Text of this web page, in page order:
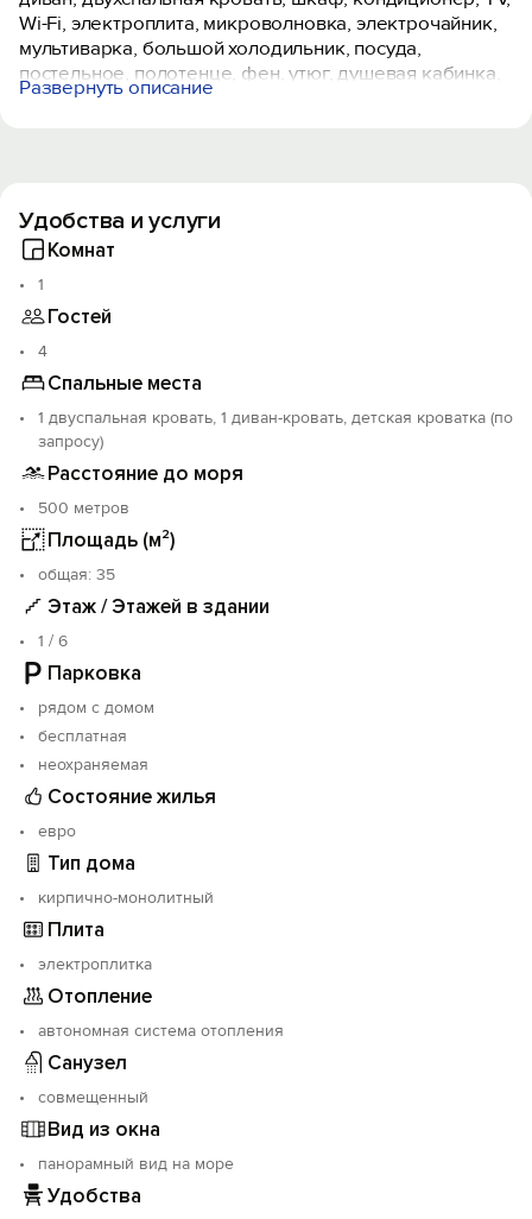
Wi-Fi, электроплита, микроволновка, электрочайник,
мультиварка, большой холодильник, посуда,
постельное, полотенце, фен, утюг, душевая кабинка,
стиральная машинка, балкон с прекрасным видом на
аллеей, искусственными водоемами. Через этот
прекрасный парк гуляя, по тенистым аллеям Вы идете
аптекам, кафе, транспортной остановке всего 3
минуты ходьбы. А рядом с домом для Вашего
автомобиля бесплатный паркинг.
Бронируйте свой отдых заранее!
Развернуть описание
Удобства и услуги
Комнат
1
Гостей
4
Спальные места
1 двуспальная кровать, 1 диван-кровать, детская кроватка (по
запросу)
Расстояние до моря
500 метров
Площадь (м²)
oбщая: 35
Этаж / Этажей в здании
1 / 6
Парковка
рядом с домом
бесплатная
неохраняемая
Состояние жилья
евро
Тип дома
кирпично-монолитный
Плита
электроплитка
Отопление
автономная система отопления
Санузел
совмещенный
Вид из окна
панорамный вид на море
Удобства